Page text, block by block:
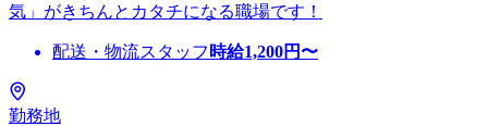
気」がきちんとカタチになる職場です！
配送・物流スタッフ 時給1,200円〜
勤務地